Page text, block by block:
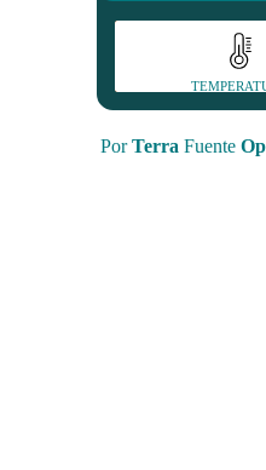
PorTerra Fuente